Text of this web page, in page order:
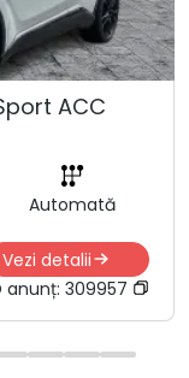
ACC
Automată
Vezi detalii
anunț: 309957